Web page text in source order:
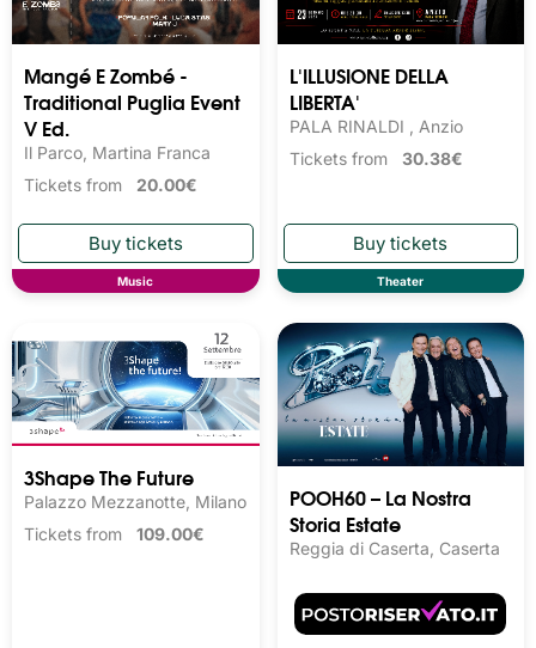
Mangé E Zombé -
Traditional Puglia Event
V Ed.
Il Parco, Martina Franca
Tickets from 20.00€
Music
L'ILLUSIONE DELLA
LIBERTA'
PALA RINALDI , Anzio
Tickets from 30.38€
Theater
3Shape The Future
Palazzo Mezzanotte, Milano
Tickets from 109.00€
POOH60 – La Nostra
Storia Estate
Reggia di Caserta, Caserta